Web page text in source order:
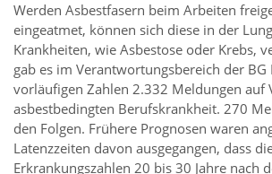
Werden Asbestfasern beim Arbeiten
eingeatmet, können sich diese in der
Krankheiten, wie Asbestose oder Krebs,
gab es im Verantwortungsbereich der BG
vorläufigen Zahlen 2.332 Meldungen auf
asbestbedingten Berufskrankheit. 270
den Folgen. Frühere Prognosen waren
Latenzzeiten davon ausgegangen, dass
Erkrankungszahlen 20 bis 30 Jahre nach